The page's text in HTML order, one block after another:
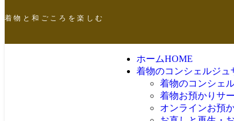
着 物 と 和 ご こ ろ を 楽 し む
ホームHOME
着物のコンシェルジュ
着物のコンシェ
着物お預かりサ
オンラインお預